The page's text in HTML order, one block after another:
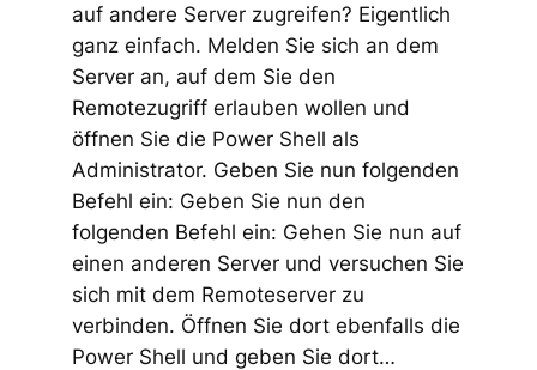
auf andere Server zugreifen? Eigentlich
ganz einfach. Melden Sie sich an dem
Server an, auf dem Sie den
Remotezugriff erlauben wollen und
öffnen Sie die Power Shell als
Administrator. Geben Sie nun folgenden
Befehl ein: Geben Sie nun den
folgenden Befehl ein: Gehen Sie nun auf
einen anderen Server und versuchen Sie
sich mit dem Remoteserver zu
verbinden. Öffnen Sie dort ebenfalls die
Power Shell und geben Sie dort…